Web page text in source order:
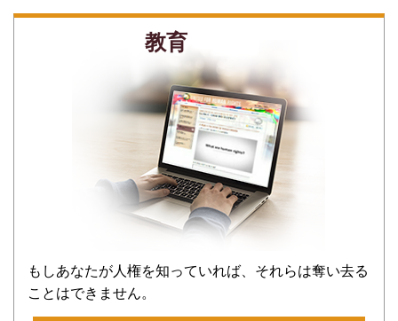
教育
もしあなたが人権を知っていれば、それらは奪い去る
ことはできません。